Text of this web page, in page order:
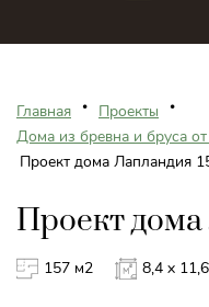
Главная • Проекты •
Дома из бревна и бруса
Проект дома Лапландия
Проект
157 м2 8,4 х